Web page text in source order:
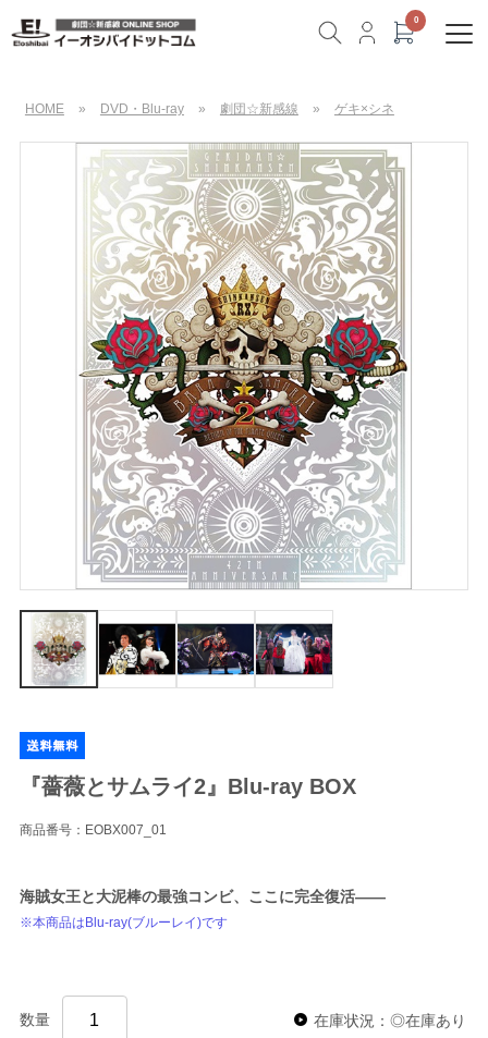
HOME » DVD・Blu-ray » 劇団☆新感線 » ゲキ×シネ
『薔薇とサムライ2』Blu-ray BOX
商品番号：EOBX007_01
海賊女王と大泥棒の最強コンビ、ここに完全復活――
※本商品はBlu-ray(ブルーレイ)です
数量 在庫状況：◎在庫あり